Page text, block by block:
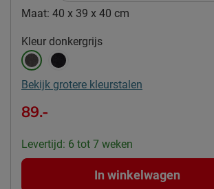
Maat: 40 x 39 x 40 cm
Kleur donkergrijs
Bekijk grotere kleurstalen
89.-
Levertijd: 6 tot 7 weken
In winkelwagen